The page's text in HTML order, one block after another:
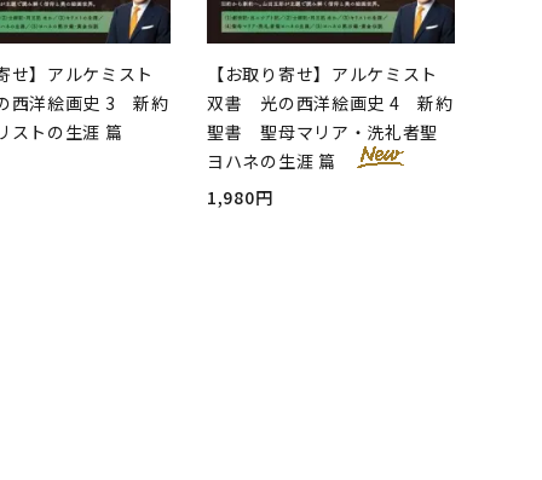
せ】アルケミスト
西洋絵画史 3 新約
ストの生涯 篇
【お取り寄せ】アルケミスト
双書 光の西洋絵画史 4 新約
聖書 聖母マリア・洗礼者聖
ヨハネの生涯 篇
1,980円